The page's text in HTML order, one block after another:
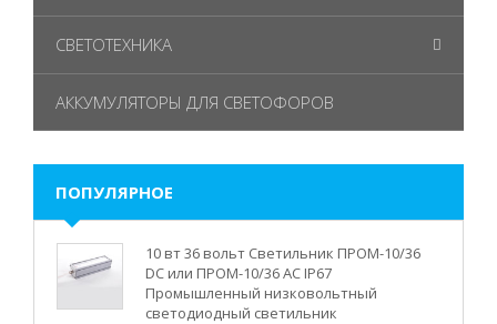
СВЕТОТЕХНИКА
АККУМУЛЯТОРЫ ДЛЯ СВЕТОФОРОВ
ПОПУЛЯРНОЕ
10 вт 36 вольт Светильник ПРОМ-10/36
DC или ПРОМ-10/36 AC IP67
Промышленный низковольтный
светодиодный светильник